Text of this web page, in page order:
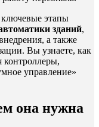
этапы
зданий,
а также
Вы узнаете, как
контроллеры,
управление»
она нужна